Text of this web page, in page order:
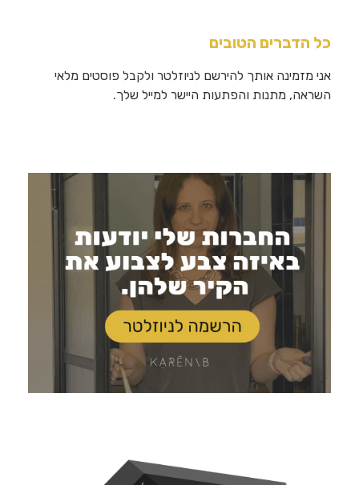
כל הדברים הטובים
אני מזמינה אותך להירשם לניוזלטר ולקבל פוסטים מלאי
השראה, מתנות והפתעות היישר למייל שלך.